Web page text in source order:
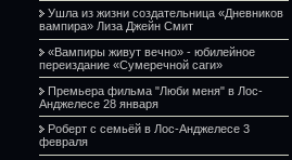
Ушла из жизни создательница «Дневников
вампира» Лиза Джейн Смит
«Вампиры живут вечно» - юбилейное
переиздание «Сумеречной саги»
Премьера фильма "Люби меня" в Лос-
Анджелесе 28 января
Роберт с семьёй в Лос-Анджелесе 3
февраля